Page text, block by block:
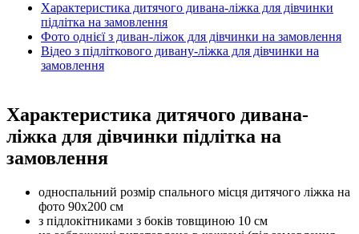
Характеристика дитячого дивана-ліжка для дівчинки
підлітка на замовлення
Фото однієї з диван-ліжок для дівчинки на замовлення
Відео з підліткового дивану-ліжка для дівчинки на
замовлення
Характеристика дитячого дивана-
ліжка для дівчинки підлітка на
замовлення
односпальний розмір спального місця дитячого ліжка на
фото 90х200 см
з підлокітниками з боків товщиною 10 см